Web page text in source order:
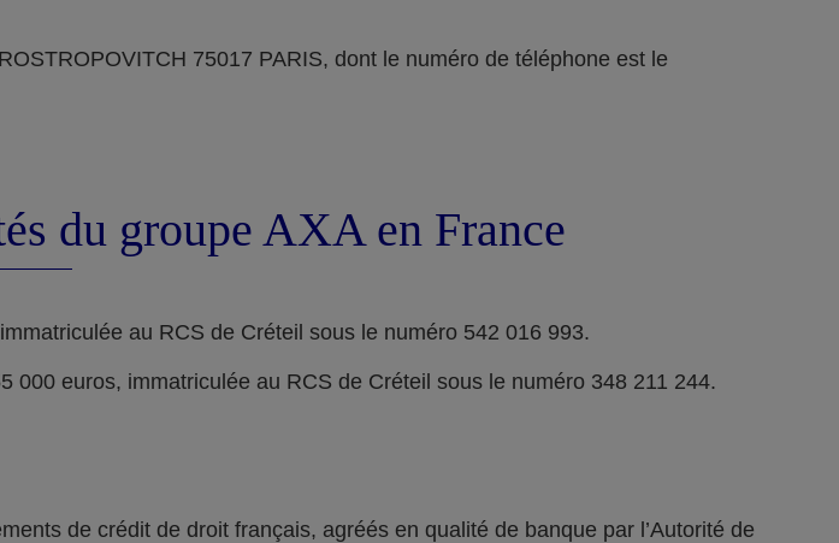
75017 PARIS, dont le numéro de téléphone est le
du groupe AXA en France
au RCS de Créteil sous le numéro 542 016 993.
000 euros, immatriculée au RCS de Créteil sous le numéro 348 211 244.
de crédit de droit français, agréés en qualité de banque par l’Autorité de